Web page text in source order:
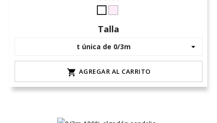
Blanco
rosa-
Talla
 AGREGAR AL CARRITO